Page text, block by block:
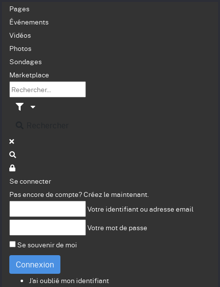
Pages
Événements
Vidéos
Photos
Sondages
Marketplace
Se connecter
Pas encore de compte? Créez le maintenant.
Votre identifiant ou adresse email
Votre mot de passe
Se souvenir de moi
Connexion
J'ai oublié mon identifiant